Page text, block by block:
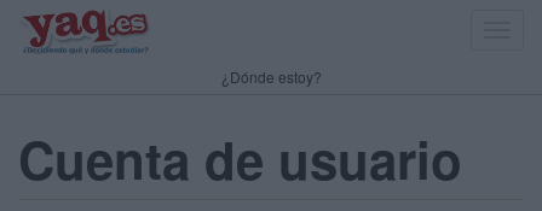
¿Dónde estoy?
Cuenta de usuario